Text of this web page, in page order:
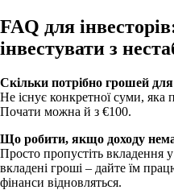
FAQ для
інвестувати з
Скільки потрібно грошей для
Не існує конкретної суми, яка
Почати можна й з €100.
Що робити, якщо доходу
Просто пропустіть вкладення
вкладені гроші – дайте їм
фінанси відновляться.